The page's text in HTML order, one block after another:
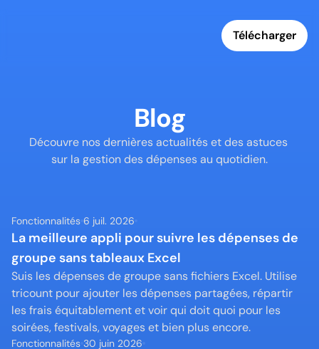
Télécharger
Blog
Découvre nos dernières actualités et des astuces
sur la gestion des dépenses au quotidien.
Fonctionnalités 6 juil. 2026
La meilleure appli pour suivre les dépenses de
groupe sans tableaux Excel
Suis les dépenses de groupe sans fichiers Excel. Utilise
tricount pour ajouter les dépenses partagées, répartir
les frais équitablement et voir qui doit quoi pour les
soirées, festivals, voyages et bien plus encore.
Fonctionnalités 30 juin 2026